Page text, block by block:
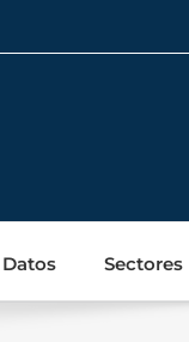
Datos Sectores